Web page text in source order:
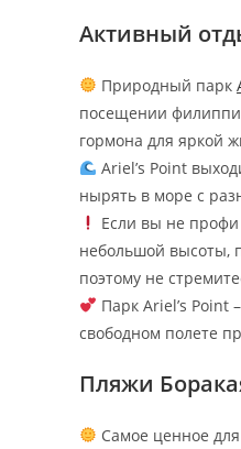
Активный
Природный парк
посещении
гормона для яркой
Ariel’s Point
нырять в море с
Если вы не
небольшой высоты,
поэтому не
Парк Ariel’s
свободном полете
Пляжи
Самое ценное